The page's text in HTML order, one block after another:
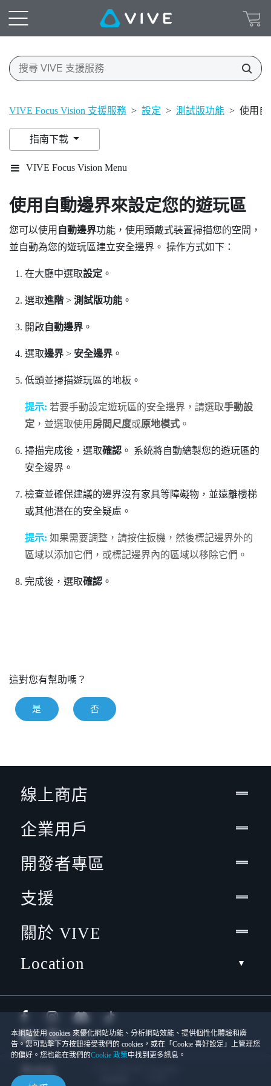
VIVE Focus Vision 支援服務 > 設定 > 測試版功能 > 使用自
指南下載
VIVE Focus Vision Menu
使用 自動邊界來設定您的遊玩區
您可以使用 自動邊界功能，使用頭戴式裝置掃描您的空間，
並自動為您的遊玩區建立安全邊界。 操作方式如下：
在大廳中選取設定。
選取進階> 測試版功能。
開啟自動邊界。
選取邊界> 安全邊界。
低頭並掃描遊玩區的地板。
提示: 若要手動設定遊玩區的安全邊界，請選取手動設
定，並選取使用 房間尺度或原地模式。
掃描完成後，選取確認。 系統將自動繪製您的遊玩區的
安全邊界。
檢查並確保建議的邊界沒有家具等障礙物，並遠離樓梯
或其他潛在的安全疑慮。
提示: 如果需要調整，請按住扳機，然後標記邊界外的
區域以添加它們，或標記邊界內的區域以移除它們。
完成後，選取確認。
這對您有幫助嗎？
是 否
本網站使用 cookies 來優化網站功能、分析網站效能、提供個性化體驗和廣
告。您可點擊下方按鈕接受我們的 cookies，或在「Cookie 喜好設定」上管理您
的偏好。您也能在我們的Cookie 政策中找到更多訊息。
線上商店
企業用戶
開發者專區
支援
關於 VIVE
Location